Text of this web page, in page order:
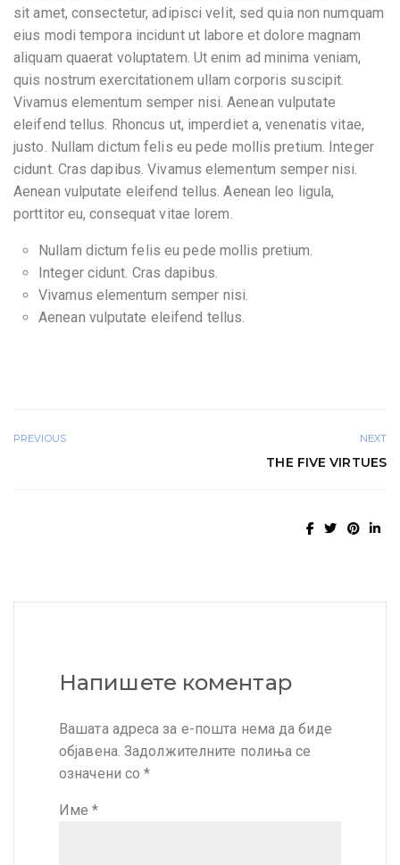
sit amet, consectetur, adipisci velit, sed quia non numquam
eius modi tempora incidunt ut labore et dolore magnam
aliquam quaerat voluptatem. Ut enim ad minima veniam,
quis nostrum exercitationem ullam corporis suscipit.
Vivamus elementum semper nisi. Aenean vulputate
eleifend tellus. Rhoncus ut, imperdiet a, venenatis vitae,
justo. Nullam dictum felis eu pede mollis pretium. Integer
cidunt. Cras dapibus. Vivamus elementum semper nisi.
Aenean vulputate eleifend tellus. Aenean leo ligula,
porttitor eu, consequat vitae lorem.
Nullam dictum felis eu pede mollis pretium.
Integer cidunt. Cras dapibus.
Vivamus elementum semper nisi.
Aenean vulputate eleifend tellus.
PREVIOUS NEXT
THE FIVE VIRTUES
Напишете коментар
Вашата адреса за е-пошта нема да биде
објавена. Задолжителните полиња се
означени со*
Име*